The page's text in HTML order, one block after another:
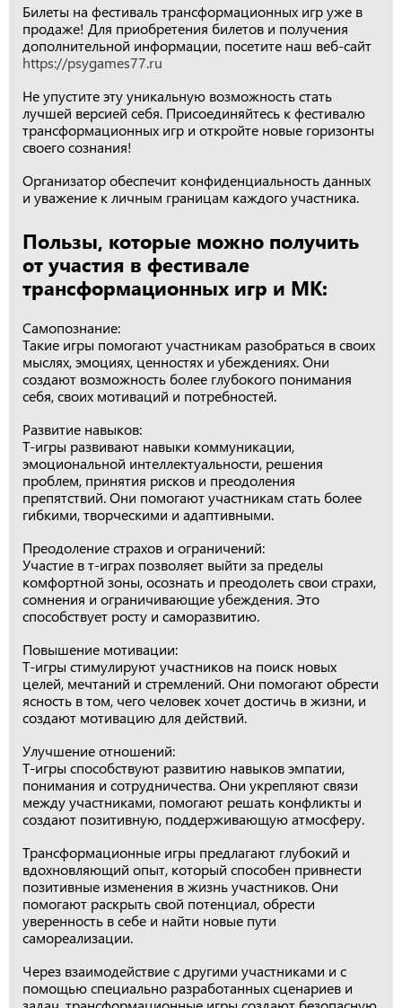
Билеты на фестиваль трансформационных игр уже в
продаже! Для приобретения билетов и получения
дополнительной информации, посетите наш веб-сайт
https://psygames77.ru
Не упустите эту уникальную возможность стать
лучшей версией себя. Присоединяйтесь к фестивалю
трансформационных игр и откройте новые горизонты
своего сознания!
Организатор обеспечит конфиденциальность данных
и уважение к личным границам каждого участника.
Пользы, которые можно получить
от участия в фестивале
трансформационных игр и МК:
Самопознание:
Такие игры помогают участникам разобраться в своих
мыслях, эмоциях, ценностях и убеждениях. Они
создают возможность более глубокого понимания
себя, своих мотиваций и потребностей.
Развитие навыков:
Т-игры развивают навыки коммуникации,
эмоциональной интеллектуальности, решения
проблем, принятия рисков и преодоления
препятствий. Они помогают участникам стать более
гибкими, творческими и адаптивными.
Преодоление страхов и ограничений:
Участие в т-играх позволяет выйти за пределы
комфортной зоны, осознать и преодолеть свои страхи,
сомнения и ограничивающие убеждения. Это
способствует росту и саморазвитию.
Повышение мотивации:
Т-игры стимулируют участников на поиск новых
целей, мечтаний и стремлений. Они помогают обрести
ясность в том, чего человек хочет достичь в жизни, и
создают мотивацию для действий.
Улучшение отношений:
Т-игры способствуют развитию навыков эмпатии,
понимания и сотрудничества. Они укрепляют связи
между участниками, помогают решать конфликты и
создают позитивную, поддерживающую атмосферу.
Трансформационные игры предлагают глубокий и
вдохновляющий опыт, который способен привнести
позитивные изменения в жизнь участников. Они
помогают раскрыть свой потенциал, обрести
уверенность в себе и найти новые пути
самореализации.
Через взаимодействие с другими участниками и с
помощью специально разработанных сценариев и